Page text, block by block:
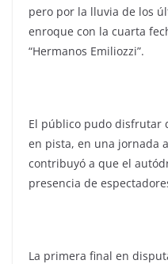
pero por la lluvia de los
enroque con la cuarta
“Hermanos Emiliozzi”.
El público pudo disfrutar
en pista, en una jornada
contribuyó a que el
presencia de
La primera final en